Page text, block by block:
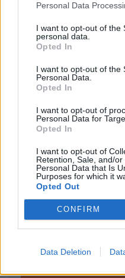
Personal Data
I want to opt-out of the
personal data.
Opted In
I want to opt-out of the
Personal Data.
Opted In
I want to opt-out of
Personal Data for
Opted In
I want to opt-out of
Retention, Sale, and/
Personal Data that Is
Purposes for which it
Opted Out
CONFIRM
Data Deletion
versenyképességről,
energetikai
fontos változás, amelyet
csütörtök reggeli
petajoule helyett 740
hazai végsőenergia-
KEDVES
tartozik, melynek
regisztrációhoz kötött.
Az előfizetés a
Portfolio.hu teljes